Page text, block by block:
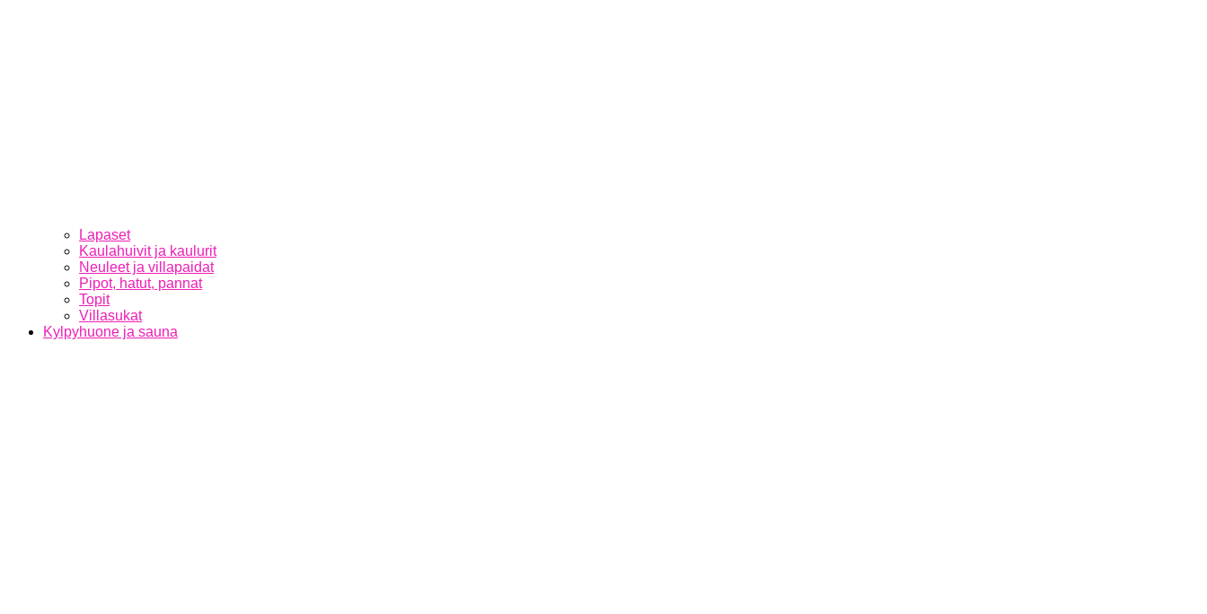
Lapaset
Kaulahuivit ja kaulurit
Neuleet ja villapaidat
Pipot, hatut, pannat
Topit
Villasukat
Kylpyhuone ja sauna